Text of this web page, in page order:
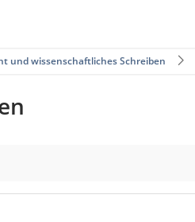
und wissenschaftliches Schreiben